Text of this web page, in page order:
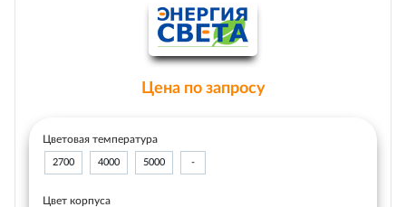
Цена по запросу
Цветовая температура
2700 4000 5000 -
Цвет корпуса